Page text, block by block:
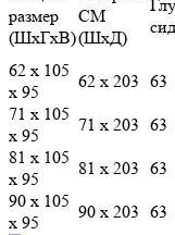
размер
(ШхГхВ)
СМ
(ШхД)
62 х 105
х 95
62 х 203 63
71 х 105
х 95
71 х 203 63
81 х 105
х 95
81 х 203 63
90 х 105
х 95
90 х 203 63